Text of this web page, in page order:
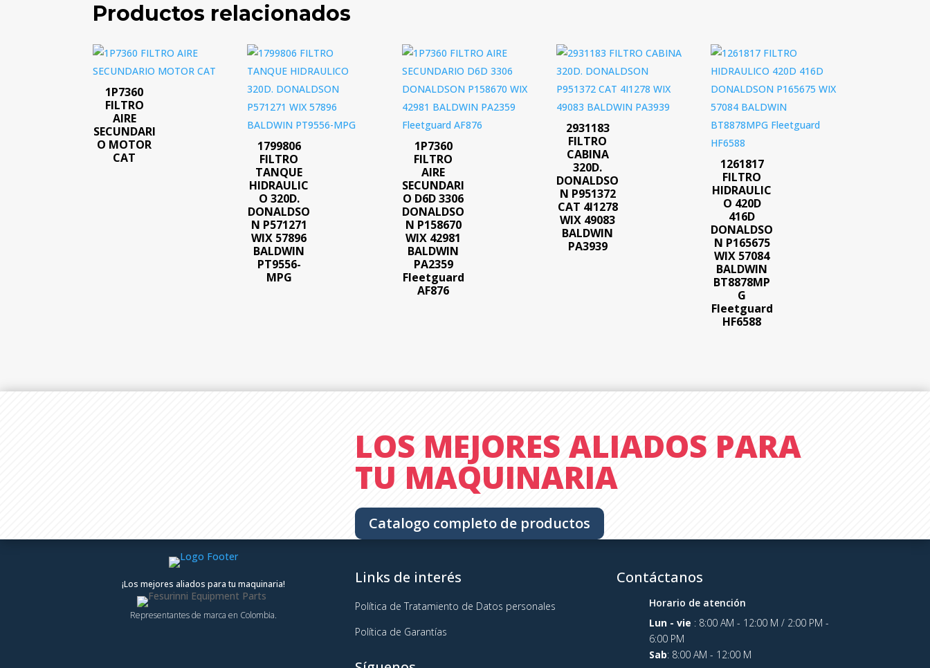
Productos relacionados
1P7360
FILTRO
AIRE
SECUNDARI
O MOTOR
CAT
1799806
FILTRO
TANQUE
HIDRAULIC
O 320D.
DONALDSO
N P571271
WIX 57896
BALDWIN
PT9556-
MPG
1P7360
FILTRO
AIRE
SECUNDARI
O D6D 3306
DONALDSO
N P158670
WIX 42981
BALDWIN
PA2359
Fleetguard
AF876
2931183
FILTRO
CABINA
320D.
DONALDSO
N P951372
CAT 4I1278
WIX 49083
BALDWIN
PA3939
1261817
FILTRO
HIDRAULIC
O 420D
416D
DONALDSO
N P165675
WIX 57084
BALDWIN
BT8878MP
G
Fleetguard
HF6588
LOS MEJORES ALIADOS PARA
TU MAQUINARIA
Catalogo completo de productos
¡Los mejores aliados para tu maquinaria!
Representantes de marca en Colombia.
Links de interés
Política de Tratamiento de Datos personales
Política de Garantías
Contáctanos
Horario de atención
Lun - vie : 8:00 AM - 12:00 M / 2:00 PM -
6:00 PM
Sab: 8:00 AM - 12:00 M